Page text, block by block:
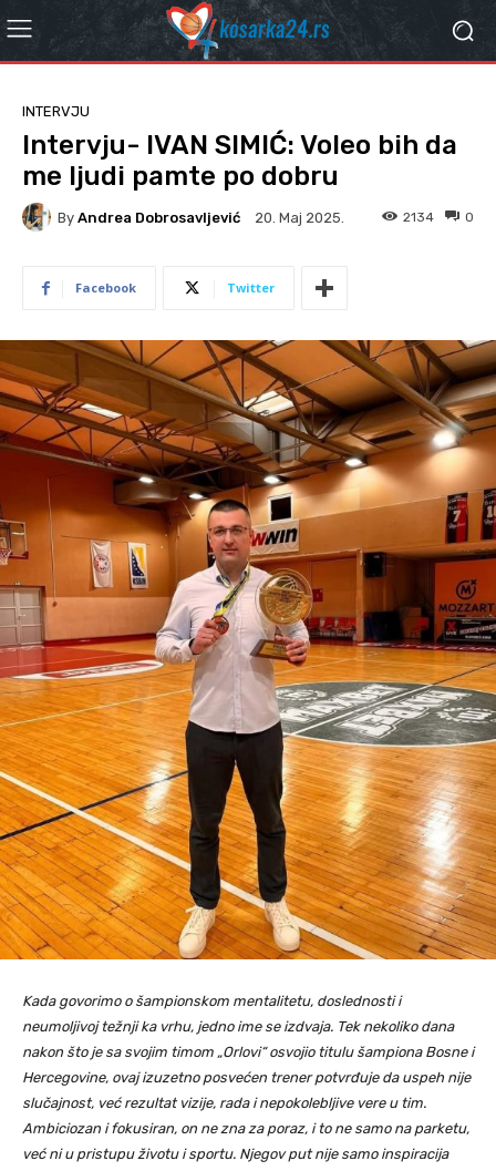
INTERVJU
Intervju- IVAN SIMIĆ: Voleo bih da
me ljudi pamte po dobru
By Andrea Dobrosavljević 20. Мај 2025. 0
2134
Facebook Twitter
Kada govorimo o šampionskom mentalitetu, doslednosti i
neumoljivoj težnji ka vrhu, jedno ime se izdvaja. Tek nekoliko dana
nakon što je sa svojim timom „Orlovi“ osvojio titulu šampiona Bosne i
Hercegovine, ovaj izuzetno posvećen trener potvrđuje da uspeh nije
slučajnost, već rezultat vizije, rada i nepokolebljive vere u tim.
Ambiciozan i fokusiran, on ne zna za poraz, i to ne samo na parketu,
već ni u pristupu životu i sportu. Njegov put nije samo inspiracija